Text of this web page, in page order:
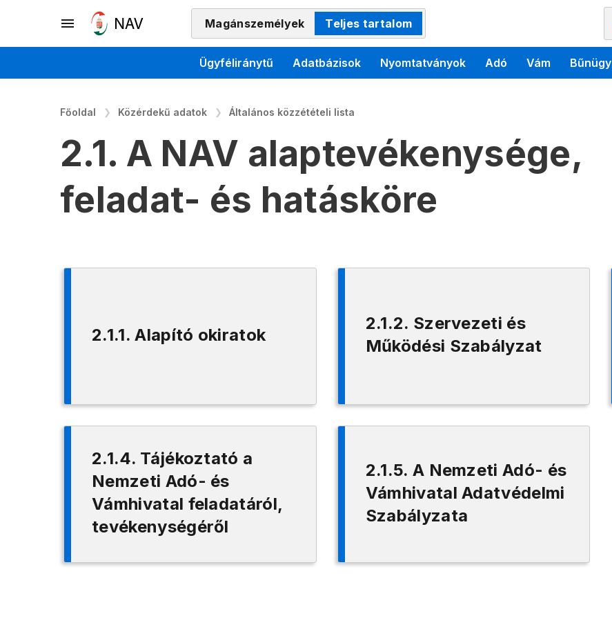
Magánszemélyek Teljes tartalom
Ügyféliránytű Adatbázisok Nyomtatványok Adó Vám Bűnügy
Főoldal Közérdekű adatok Általános közzétételi lista
2.1. A NAV alaptevékenysége,
feladat- és hatásköre
2.1.1. Alapító okiratok
2.1.2. Szervezeti és
Működési Szabályzat
2.1.4. Tájékoztató a
Nemzeti Adó- és
Vámhivatal feladatáról,
tevékenységéről
2.1.5. A Nemzeti Adó- és
Vámhivatal Adatvédelmi
Szabályzata